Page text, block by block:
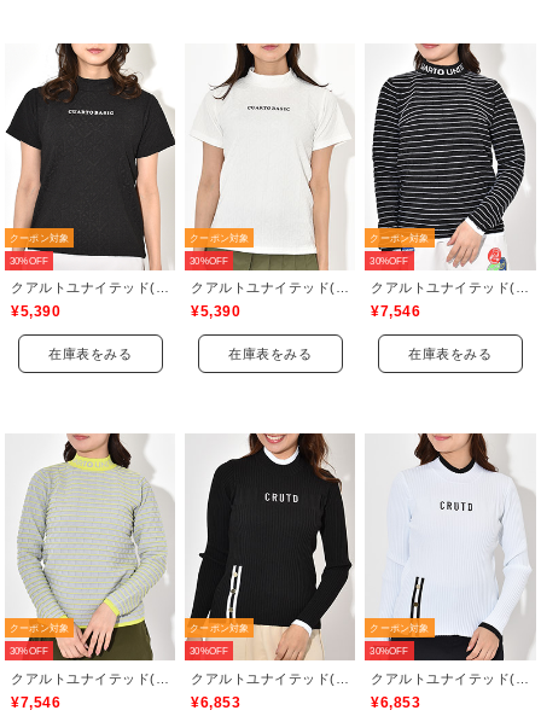
クーポン対象
30%OFF
クアルトユナイテッド(CUARTO UNITED)
¥5,390
在庫表をみる
クーポン対象
30%OFF
クアルトユナイテッド(CUARTO UNITED)
¥5,390
在庫表をみる
クーポン対象
30%OFF
クアルトユナイテッド(CUARTO UNITED)
¥7,546
在庫表をみる
クーポン対象
30%OFF
¥7,546
クーポン対象
30%OFF
¥6,853
クーポン対象
30%OFF
¥6,853